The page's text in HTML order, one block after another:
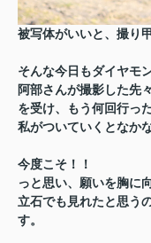
被写体がいいと、撮り
そんな今日もダイヤモ
阿部さんが撮影した先
を受け、もう何回行っ
私がついていくとなか
今度こそ！！
っと思い、願いを胸に
立石でも見れたと思う
す。